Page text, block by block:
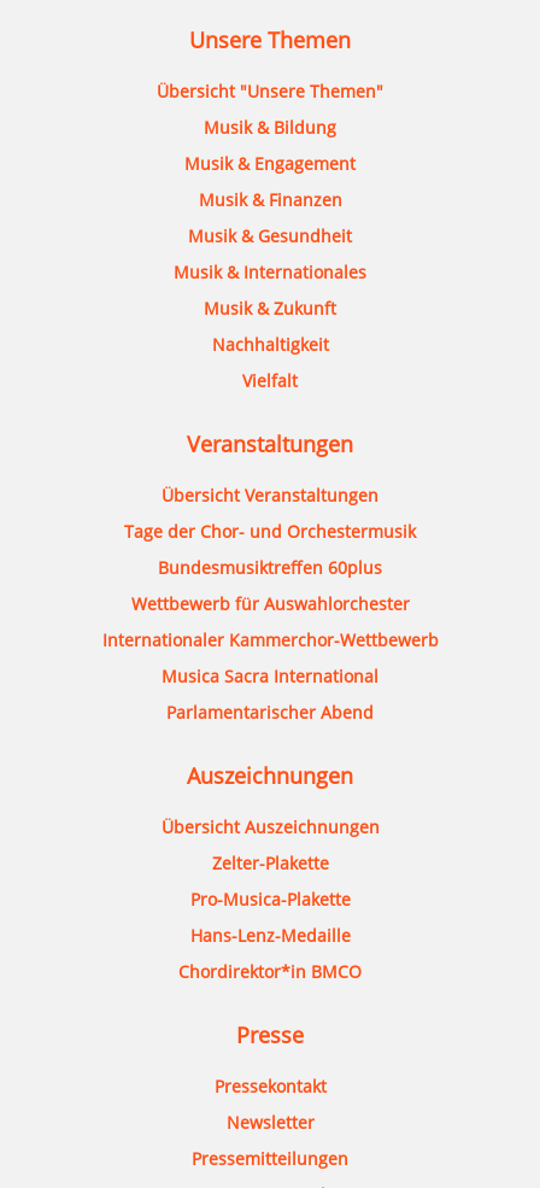
Unsere Themen
Übersicht "Unsere Themen"
Musik & Bildung
Musik & Engagement
Musik & Finanzen
Musik & Gesundheit
Musik & Internationales
Musik & Zukunft
Nachhaltigkeit
Vielfalt
Veranstaltungen
Übersicht Veranstaltungen
Tage der Chor- und Orchestermusik
Bundesmusiktreffen 60plus
Wettbewerb für Auswahlorchester
Internationaler Kammerchor-Wettbewerb
Musica Sacra International
Parlamentarischer Abend
Auszeichnungen
Übersicht Auszeichnungen
Zelter-Plakette
Pro-Musica-Plakette
Hans-Lenz-Medaille
Chordirektor*in BMCO
Presse
Pressekontakt
Newsletter
Pressemitteilungen